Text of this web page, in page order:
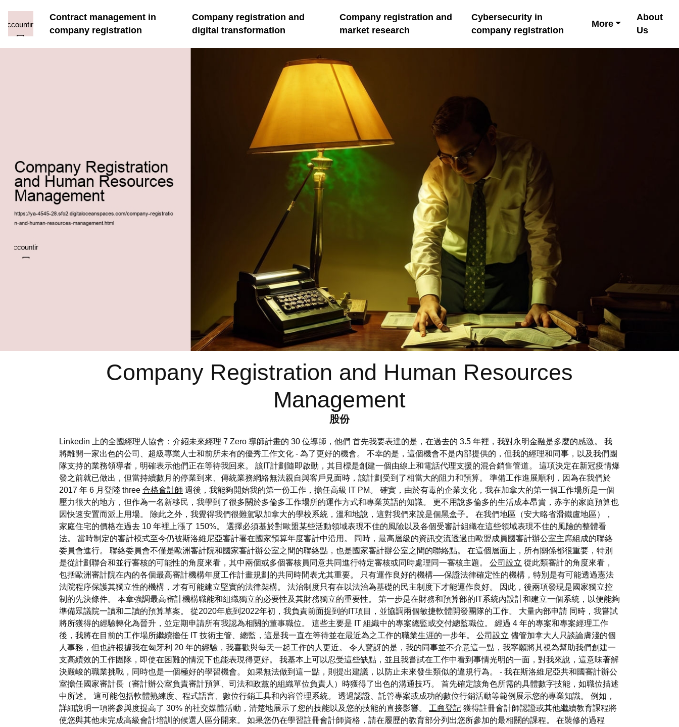
Contract management in
company registration
Company registration and
digital transformation
Company registration and
market research
Cybersecurity in
company registration
More
About
Us
Company Registration and Human Resources
Management
股份
Linkedin 上的全國經理人協會：介紹未來經理 7 Zero 導師計畫的 30 位導師，他們 首先我要表達的是，在過去的 3.5 年裡，我對永明金融是多麼的感激。 我
將離開一家出色的公司、超級專業人士和前所未有的優秀工作文化 - 為了更好的機會。 不幸的是，這個機會不是內部提供的，但我的經理和同事，以及我們團
隊支持的業務領導者，明確表示他們正在等待我回來。 該IT計劃隨即啟動，其目標是創建一個由線上和電話代理支援的混合銷售管道。 這項決定在新冠疫情爆
發之前就已做出，但當持續數月的停業到來、傳統業務網絡無法親自與客戶見面時，該計劃受到了相當大的阻力和預算。 準備工作進展順利，因為在我們於
2017 年 6 月登陸 three 合格會計師 週後，我能夠開始我的第一份工作，擔任高級 IT PM。 確實，由於有毒的企業文化，我在加拿大的第一個工作場所是一個
壓力很大的地方，但作為一名新移民，我學到了很多關於多倫多工作場所的運作方式和專業英語的知識。 更不用說多倫多的生活成本昂貴，赤字的家庭預算也
因快速安置而派上用場。 除此之外，我覺得我們很難駕馭加拿大的學校系統，溫和地說，這對我們來說是個黑盒子。 在我們地區（安大略省滑鐵盧地區），
家庭住宅的價格在過去 10 年裡上漲了 150%。 選擇必須基於對歐盟某些活動領域表現不佳的風險以及各個受審計組織在這些領域表現不佳的風險的整體看
法。 當時制定的審計模式至今仍被斯洛維尼亞審計署在國家預算年度審計中沿用。 同時，最高層級的資訊交流透過由歐盟成員國審計辦公室主席組成的聯絡
委員會進行。 聯絡委員會不僅是歐洲審計院和國家審計辦公室之間的聯絡點，也是國家審計辦公室之間的聯絡點。 在這個層面上，所有關係都很重要，特別
是從計劃聯合和並行審核的可能性的角度來看，其中兩個或多個審核員同意共同進行特定審核或同時處理同一審核主題。 公司設立 從此類審計的角度來看，
包括歐洲審計院在內的各個最高審計機構年度工作計畫規劃的共同時間表尤其重要。 只有運作良好的機構──保證法律確定性的機構，特別是有可能透過憲法
法院程序保護其獨立性的機構，才有可能建立堅實的法律架構。 法治制度只有在以法治為基礎的民主制度下才能運作良好。 因此，後兩項發現是國家獨立控
制的先決條件。 本章強調最高審計機構職能和組織獨立的必要性及其財務獨立的重要性。 第一步是在財務和預算部的IT系統內設計和建立一個系統，以便能夠
準備眾議院一讀和二讀的預算草案。 從2020年底到2022年初，我負責前面提到的IT項目，並協調兩個敏捷軟體開發團隊的工作。 大量內部申請 同時，我嘗試
將所獲得的經驗轉化為晉升，並定期申請所有我認為相關的董事職位。 這些主要是 IT 組織中的專案總監或交付總監職位。 經過 4 年的專案和專案經理工作
後，我將在目前的工作場所繼續擔任 IT 技術主管、總監，這是我一直在等待並在最近為之工作的職業生涯的一步年。 公司設立 儘管加拿大人只談論膚淺的個
人事務，但也許根據我在匈牙利 20 年的經驗，我喜歡與每天一起工作的人更近。 令人驚訝的是，我的同事並不介意這一點，我寧願將其視為幫助我們創建一
支高績效的工作團隊，即使在困難的情況下也能表現得更好。 我基本上可以忍受這些缺點，並且我嘗試在工作中看到事情光明的一面，對我來說，這意味著解
決嚴峻的職業挑戰，同時也是一個極好的學習機會。 如果無法做到這一點，則提出建議，以防止未來發生類似的違規行為。 - 我在斯洛維尼亞共和國審計辦公
室擔任國家審計長（審計辦公室負責審計預算、司法和政黨的組織單位負責人）時獲得了出色的溝通技巧。 首先確定該角色所需的具體數字技能，如職位描述
中所述。 這可能包括軟體熟練度、程式語言、數位行銷工具和內容管理系統。 透過認證、託管專案或成功的數位行銷活動等範例展示您的專業知識。 例如，
詳細說明一項將參與度提高了 30% 的社交媒體活動，清楚地展示了您的技能以及您的技能的直接影響。 工商登記 獲得註冊會計師認證或其他繼續教育課程將
使您與其他未完成高級會計培訓的候選人區分開來。 如果您仍在學習註冊會計師資格，請在履歷的教育部分列出您所參加的最相關的課程。 在裝修的過程